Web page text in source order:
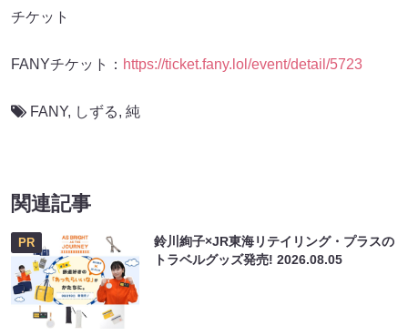
チケット
FANYチケット： https://ticket.fany.lol/event/detail/5723
FANY, しずる, 純
関連記事
PR
鈴川絢子×JR東海リテイリング・プラスの
トラベルグッズ発売!2026.08.05